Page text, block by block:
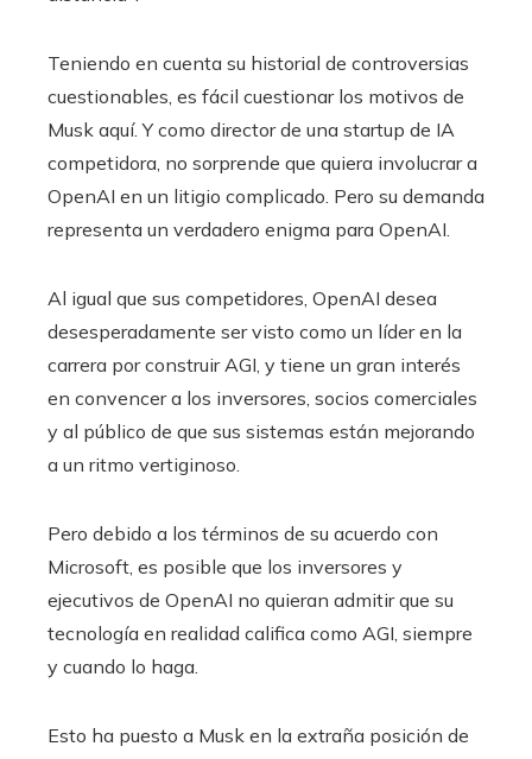
Teniendo en cuenta su historial de controversias
cuestionables, es fácil cuestionar los motivos de
Musk aquí. Y como director de una startup de IA
competidora, no sorprende que quiera involucrar a
OpenAI en un litigio complicado. Pero su demanda
representa un verdadero enigma para OpenAI.
Al igual que sus competidores, OpenAI desea
desesperadamente ser visto como un líder en la
carrera por construir AGI, y tiene un gran interés
en convencer a los inversores, socios comerciales
y al público de que sus sistemas están mejorando
a un ritmo vertiginoso.
Pero debido a los términos de su acuerdo con
Microsoft, es posible que los inversores y
ejecutivos de OpenAI no quieran admitir que su
tecnología en realidad califica como AGI, siempre
y cuando lo haga.
Esto ha puesto a Musk en la extraña posición de